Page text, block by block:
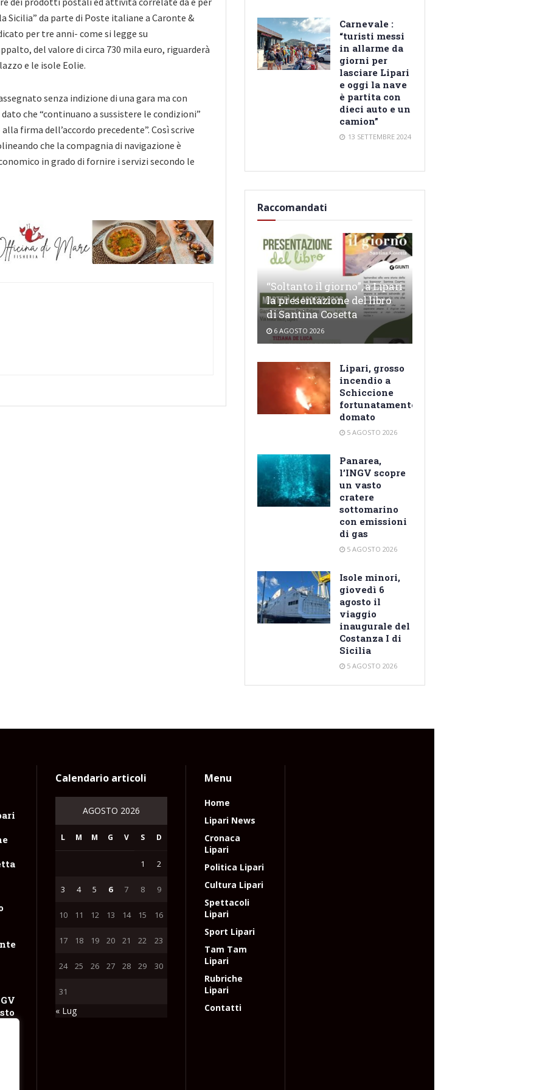
Sicilia” da parte di Poste italiane a Caronte &
per tre anni- come si legge su
del valore di circa 730 mila euro, riguarderà
e le isole Eolie.
senza indizione di una gara ma con
che “continuano a sussistere le condizioni”
firma dell’accordo precedente”. Così scrive
che la compagnia di navigazione è
in grado di fornire i servizi secondo le
Carnevale :
“turisti messi
in allarme da
giorni per
lasciare Lipari
e oggi la nave
è partita con
dieci auto e un
camion”
13 SETTEMBRE 2024
Raccomandati
“Soltanto il giorno”, a Lipari
la presentazione del libro
di Santina Cosetta
6 AGOSTO 2026
Lipari, grosso
incendio a
Schiccione
fortunatamente
domato
5 AGOSTO 2026
Panarea,
l’INGV scopre
un vasto
cratere
sottomarino
con emissioni
di gas
5 AGOSTO 2026
Isole minori,
giovedì 6
agosto il
viaggio
inaugurale del
Costanza I di
Sicilia
5 AGOSTO 2026
Calendario articoli
AGOSTO 2026
L M M G V S D
1 2
3 4 5 6 7 8 9
10 11 12 13 14 15 16
17 18 19 20 21 22 23
24 25 26 27 28 29 30
31
« Lug
Menu
Home
Lipari News
Cronaca
Lipari
Politica Lipari
Cultura Lipari
Spettacoli
Lipari
Sport Lipari
Tam Tam
Lipari
Rubriche
Lipari
Contatti